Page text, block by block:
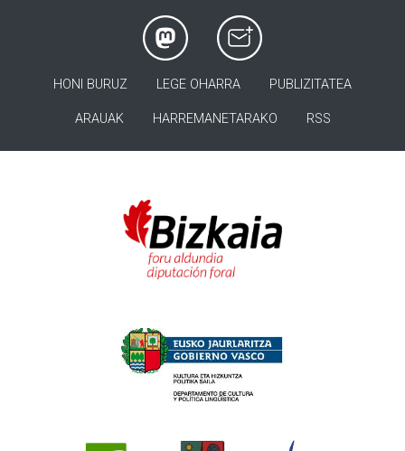
HONI BURUZ LEGE OHARRA PUBLIZITATEA
ARAUAK HARREMANETARAKO RSS